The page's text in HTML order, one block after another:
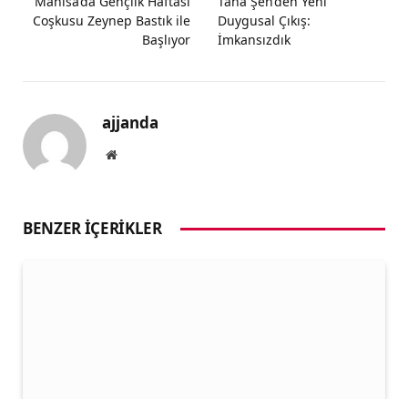
Coşkusu Zeynep Bastık ile
Başlıyor
Duygusal Çıkış:
İmkansızdık
ajjanda
Website
BENZER İÇERIKLER